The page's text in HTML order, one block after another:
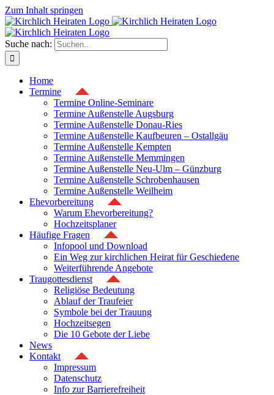
Zum Inhalt springen
Suche nach:
Home
Termine
Termine Online-Seminare
Termine Außenstelle Augsburg
Termine Außenstelle Donau-Ries
Termine Außenstelle Kaufbeuren – Ostallgäu
Termine Außenstelle Kempten
Termine Außenstelle Memmingen
Termine Außenstelle Neu-Ulm – Günzburg
Termine Außenstelle Schrobenhausen
Termine Außenstelle Weilheim
Ehevorbereitung
Warum Ehevorbereitung?
Hochzeitsplaner
Häufige Fragen
Infopool und Download
Ein Weg zur kirchlichen Heirat für Geschiedene
Weiterführende Angebote
Traugottesdienst
Religiöse Bedeutung
Ablauf der Traufeier
Symbole bei der Trauung
Hochzeitsegen
Die 10 Gebote der Liebe
News
Kontakt
Impressum
Datenschutz
Info zur Barrierefreiheit